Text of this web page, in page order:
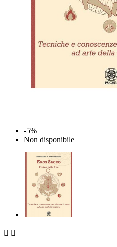
-5%
Non disponibile
 